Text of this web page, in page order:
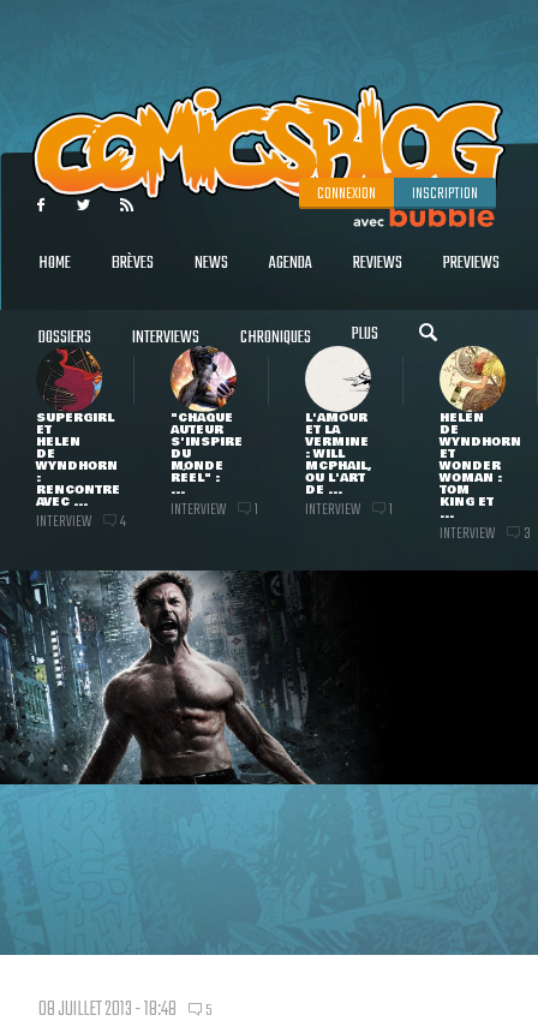
CONNEXION INSCRIPTION
HOME BRÈVES NEWS AGENDA REVIEWS PREVIEWS
DOSSIERS INTERVIEWS CHRONIQUES PLUS
SUPERGIRL
ET
HELEN
DE
WYNDHORN
:
RENCONTRE
AVEC ...
INTERVIEW 4
"CHAQUE
AUTEUR
S'INSPIRE
DU
MONDE
RÉEL" :
...
INTERVIEW 1
L'AMOUR
ET LA
VERMINE
: WILL
MCPHAIL,
OU L'ART
DE ...
INTERVIEW 1
HELEN
DE
WYNDHORN
ET
WONDER
WOMAN :
TOM
KING ET
...
INTERVIEW 3
08 JUILLET 2013 - 18:48 5